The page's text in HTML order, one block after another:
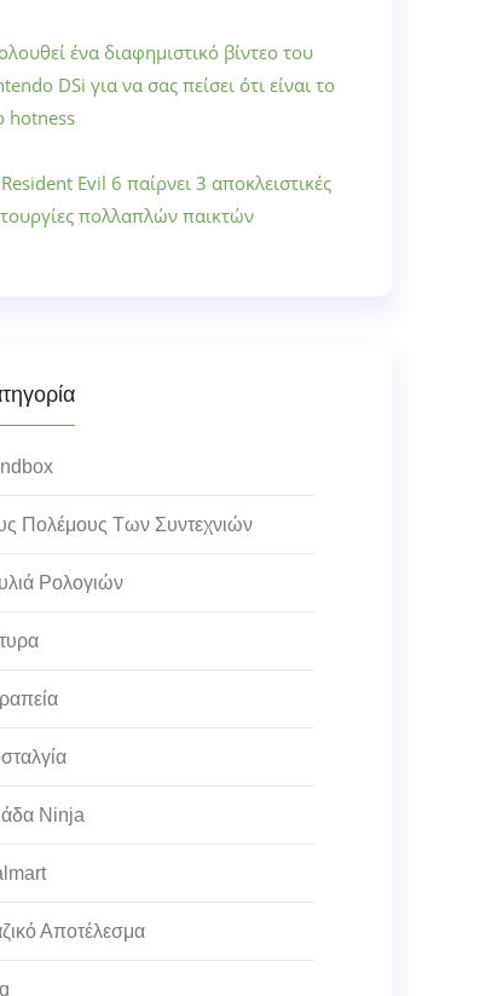
ένα διαφημιστικό βίντεο του
DSi για να σας πείσει ότι είναι το
hotness
Evil 6 παίρνει 3 αποκλειστικές
πολλαπλών παικτών
Πολέμους Των Συντεχνιών
Ρολογιών
Ninja
Αποτέλεσμα